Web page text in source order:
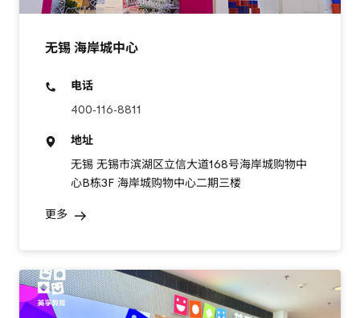
无锡 海岸城中心
电话
400-116-8811
地址
无锡 无锡市滨湖区立信大道168号海岸城购物中
心B栋3F 海岸城购物中心二期三楼
更多